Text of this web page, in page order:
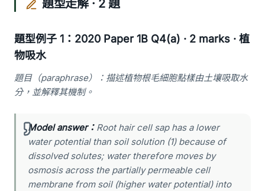
題型走解 · 2 題
題型例子 1：2020 Paper 1B Q4(a) · 2 marks · 植
物吸水
題目（paraphrase）：描述植物根毛細胞點樣由土壤吸取水
分，並解釋其機制。
Model answer： Root hair cell sap has a lower
water potential than soil solution (1) because of
dissolved solutes; water therefore moves by
osmosis across the partially permeable cell
membrane from soil (higher water potential) into